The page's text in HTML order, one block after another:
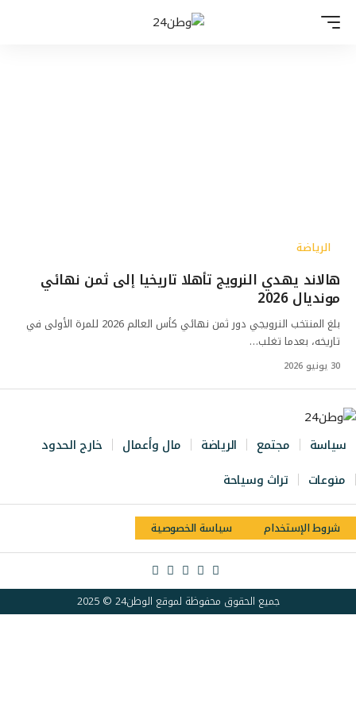
الرياضة
هالاند يهدي النرويج تأهلا تاريخيا إلى ثمن نهائي
مونديال 2026
بلغ المنتخب النرويجي دور ثمن نهائي كأس العالم 2026 للمرة الأولى في
تاريخه، بعدما تغلب…
30 يونيو 2026
سياسة مجتمع الرياضة مال وأعمال
خارج الحدود
منوعات
تراث وسياحة
شروط الإستخدام سياسة الخصوصية
جميع الحقوق محفوظة لموقع الوطن24 © 2025